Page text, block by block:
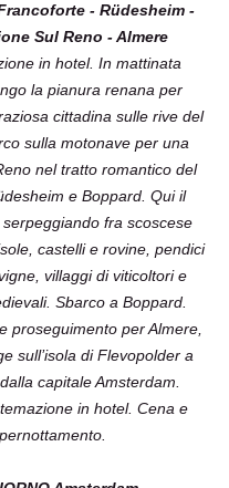
- Rüdesheim -
Sul Reno - Almere
in hotel. In mattinata
la pianura renana per
cittadina sulle rive del
sulla motonave per una
nel tratto romantico del
e Boppard. Qui il
fra scoscese
castelli e rovine, pendici
villaggi di viticoltori e
Sbarco a Boppard.
proseguimento per Almere,
sull’isola di Flevopolder a
capitale Amsterdam.
in hotel. Cena e
pernottamento.